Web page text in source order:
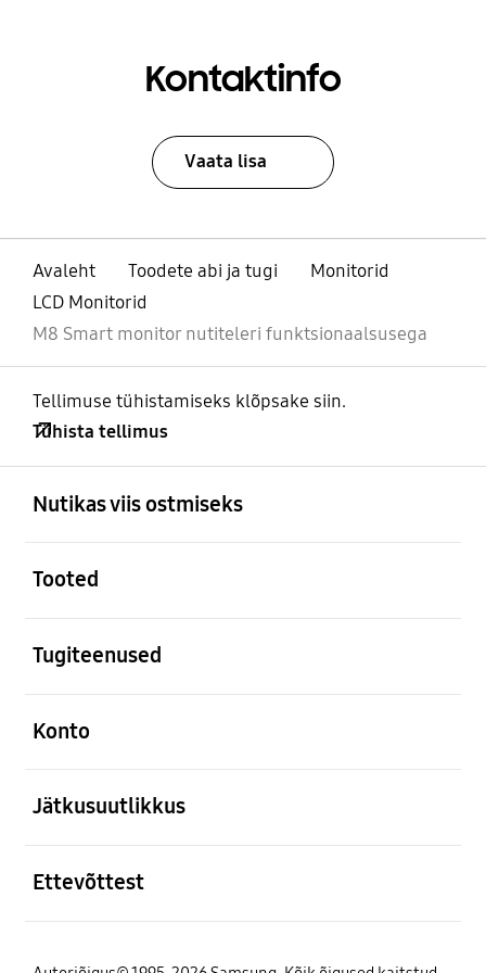
Kontaktinfo
Vaata lisa
Avaleht Toodete abi ja tugi
Monitorid
LCD Monitorid
M8 Smart monitor nutiteleri funktsionaalsusega
Tellimuse tühistamiseks klõpsake siin.
Tühista tellimus
Nutikas viis ostmiseks
Tooted
Tugiteenused
Konto
Jätkusuutlikkus
Ettevõttest